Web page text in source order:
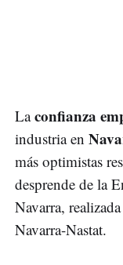
Laconfianza
industria en
más optimistas
desprende de la
Navarra,
Navarra-Nastat.